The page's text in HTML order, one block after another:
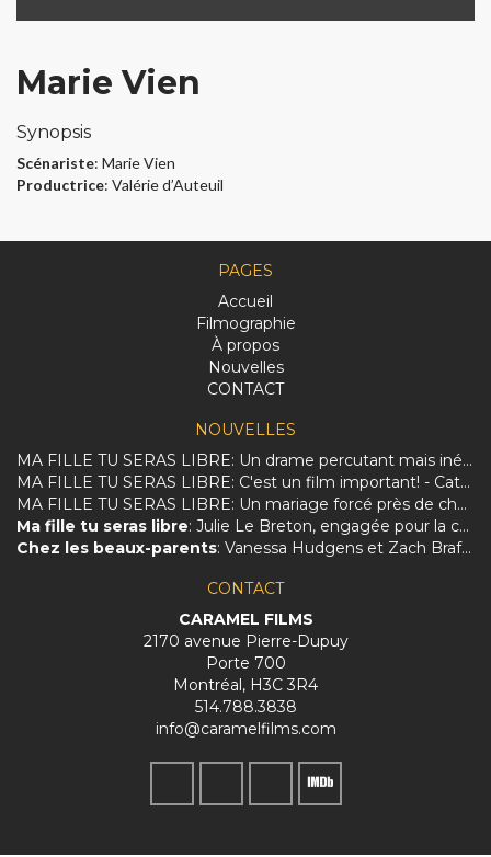
Marie Vien
Synopsis
Scénariste: Marie Vien
Productrice: Valérie d’Auteuil
PAGES
Accueil
Filmographie
À propos
Nouvelles
CONTACT
NOUVELLES
MA FILLE TU SERAS LIBRE: Un drame percutant mais inégal sur la dure réalité des femmes afghanes.
MA FILLE TU SERAS LIBRE: C'est un film important! - Catherine Perrin
MA FILLE TU SERAS LIBRE: Un mariage forcé près de chez vous
Ma fille tu seras libre: Julie Le Breton, engagée pour la culture et les femmes
Chez les beaux-parents: Vanessa Hudgens et Zach Braff charmés par le Québec et Évelyne Brochu
CONTACT
CARAMEL FILMS
2170 avenue Pierre-Dupuy
Porte 700
Montréal, H3C 3R4
514.788.3838
info@caramelfilms.com